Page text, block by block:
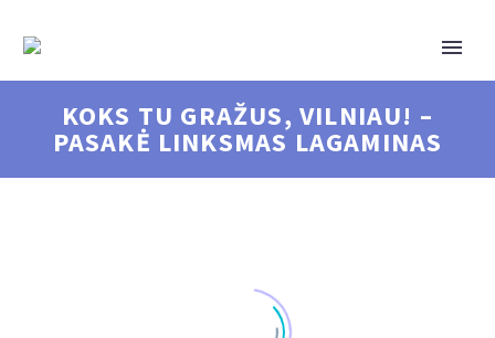
KOKS TU GRAŽUS, VILNIAU! –
PASAKĖ LINKSMAS LAGAMINAS